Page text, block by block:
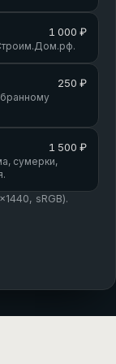
1 000 ₽
250 ₽
1 500 ₽
сумерки,
sRGB).